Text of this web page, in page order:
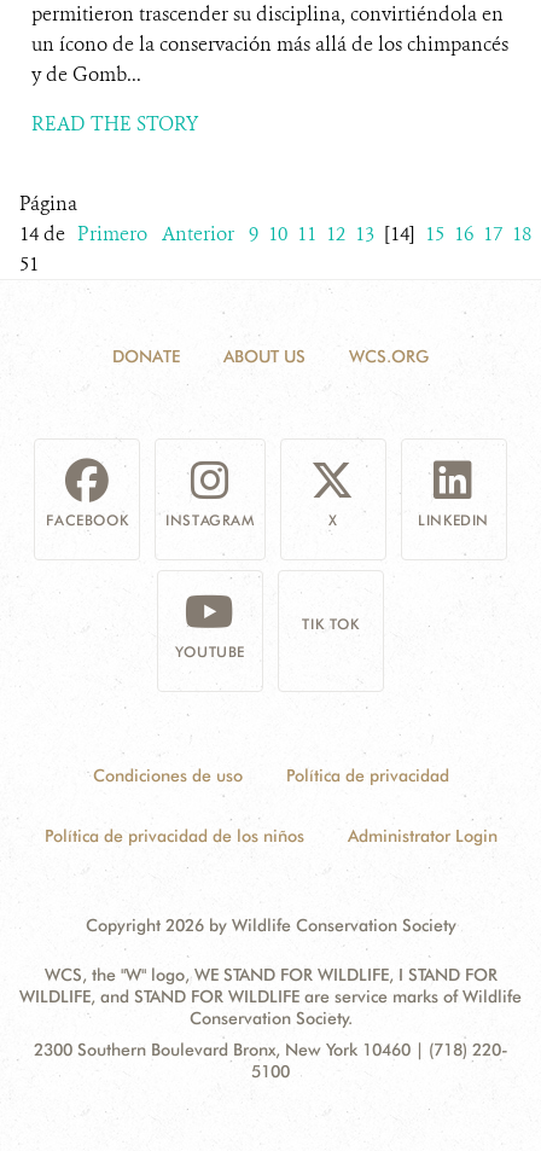
permitieron trascender su disciplina, convirtiéndola en
un ícono de la conservación más allá de los chimpancés
y de Gomb...
READ THE STORY
Página
14 de
51
Primero Anterior 9 10 11 12 13 [14] 15 16 17 18
DONATE ABOUT US WCS.ORG
FACEBOOK INSTAGRAM X LINKEDIN
YOUTUBE
TIK TOK
Condiciones de uso Política de privacidad
Política de privacidad de los niños Administrator Login
Copyright 2026 by Wildlife Conservation Society
WCS, the "W" logo, WE STAND FOR WILDLIFE, I STAND FOR
WILDLIFE, and STAND FOR WILDLIFE are service marks of Wildlife
Conservation Society.
Contact
Address:
2300 Southern Boulevard Bronx, New York 10460 | (718) 220-
5100